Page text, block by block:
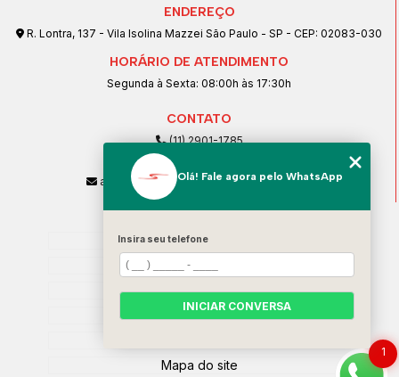
ENDEREÇO
R. Lontra, 137 - Vila Isolina Mazzei São Paulo - SP - CEP: 02083-030
HORÁRIO DE ATENDIMENTO
Segunda à Sexta: 08:00h às 17:30h
CONTATO
(11) 2901-1785
(11) 99239-1832
atendimento@santeccopiadoras.com.br
Home
Empresa
SERVIÇOS
Contato
Mapa do site
1
Olá! Fale agora pelo WhatsApp
Insira seu telefone
INICIAR CONVERSA